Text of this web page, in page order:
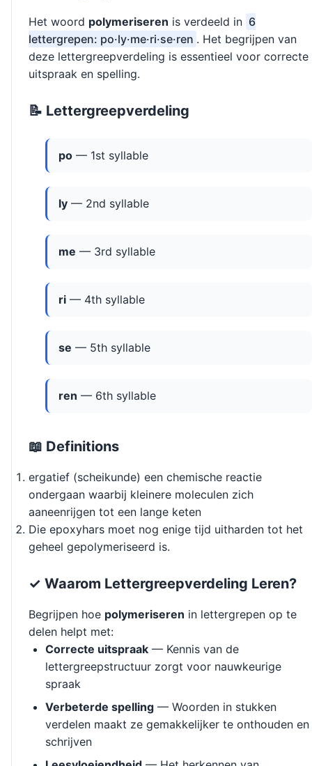
Het woord polymeriseren is verdeeld in 6
lettergrepen: po·ly·me·ri·se·ren . Het begrijpen van
deze lettergreepverdeling is essentieel voor correcte
uitspraak en spelling.
📝 Lettergreepverdeling
po — 1st syllable
ly — 2nd syllable
me — 3rd syllable
ri — 4th syllable
se — 5th syllable
ren — 6th syllable
📖 Definitions
ergatief (scheikunde) een chemische reactie
ondergaan waarbij kleinere moleculen zich
aaneenrijgen tot een lange keten
Die epoxyhars moet nog enige tijd uitharden tot het
geheel gepolymeriseerd is.
✓ Waarom Lettergreepverdeling Leren?
Begrijpen hoe polymeriseren in lettergrepen op te
delen helpt met:
Correcte uitspraak — Kennis van de
lettergreepstructuur zorgt voor nauwkeurige
spraak
Verbeterde spelling — Woorden in stukken
verdelen maakt ze gemakkelijker te onthouden en
schrijven